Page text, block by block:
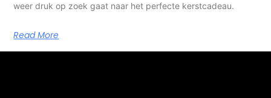
weer druk op zoek gaat naar het perfecte kerstcadeau.
Read More